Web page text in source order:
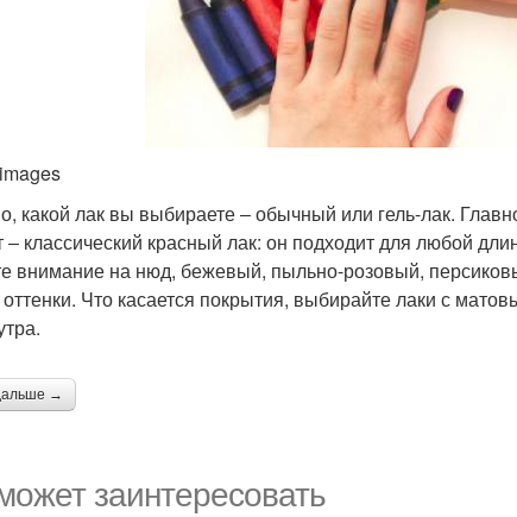
какой лак вы выбираете ‒ обычный или гель-лак.
‒ классический красный лак: он подходит для любой
внимание на нюд, бежевый, пыльно-розовый,
Что касается покрытия, выбирайте лаки с
→
заинтересовать